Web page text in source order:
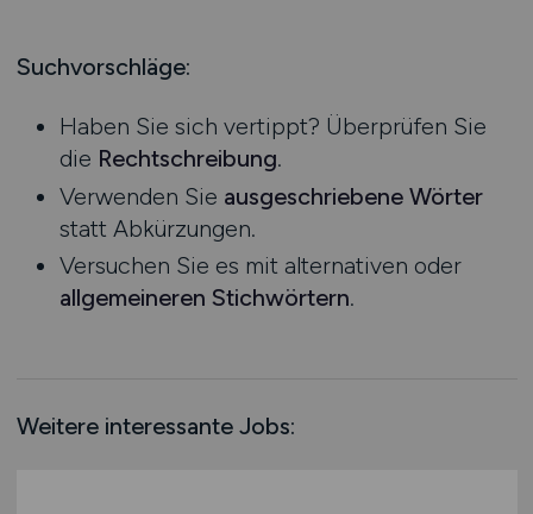
Schienen- / Straßen- / Luft- / Seefracht
Supply Chain Management
Vertrieb / Verkauf / Handel
Zoll / Behörden
Sonstige
Mecklenburg-Vorpommern
Nordrhein-Westfalen
Rheinland-Pfalz
Saarland
Sachsen
Sachsen-Anhalt
Schleswig-Holstein
Schweiz
Suchvorschläge:
Haben Sie sich vertippt? Überprüfen Sie
die Rechtschreibung.
Verwenden Sie ausgeschriebene Wörter
statt Abkürzungen.
Versuchen Sie es mit alternativen oder
allgemeineren Stichwörtern.
Weitere interessante Jobs: